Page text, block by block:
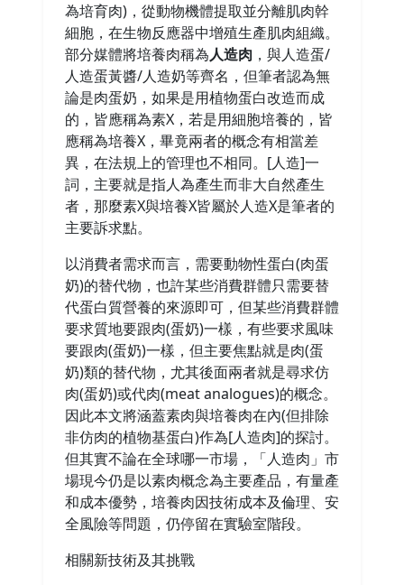
為培育肉)，從動物機體提取並分離肌肉幹
細胞，在生物反應器中增殖生產肌肉組織。
部分媒體將培養肉稱為人造肉 ，與人造蛋/
人造蛋黃醬/人造奶等齊名，但筆者認為無
論是肉蛋奶，如果是用植物蛋白改造而成
的，皆應稱為素X，若是用細胞培養的，皆
應稱為培養X，畢竟兩者的概念有相當差
異，在法規上的管理也不相同。[人造]一
詞，主要就是指人為產生而非大自然產生
者，那麼素X與培養X皆屬於人造X是筆者的
主要訴求點。
以消費者需求而言，需要動物性蛋白(肉蛋
奶)的替代物，也許某些消費群體只需要替
代蛋白質營養的來源即可，但某些消費群體
要求質地要跟肉(蛋奶)一樣，有些要求風味
要跟肉(蛋奶)一樣，但主要焦點就是肉(蛋
奶)類的替代物，尤其後面兩者就是尋求仿
肉(蛋奶)或代肉(meat analogues)的概念。
因此本文將涵蓋素肉與培養肉在內(但排除
非仿肉的植物基蛋白)作為[人造肉]的探討。
但其實不論在全球哪一市場，「人造肉」市
場現今仍是以素肉概念為主要產品，有量產
和成本優勢，培養肉因技術成本及倫理、安
全風險等問題，仍停留在實驗室階段。
相關新技術及其挑戰